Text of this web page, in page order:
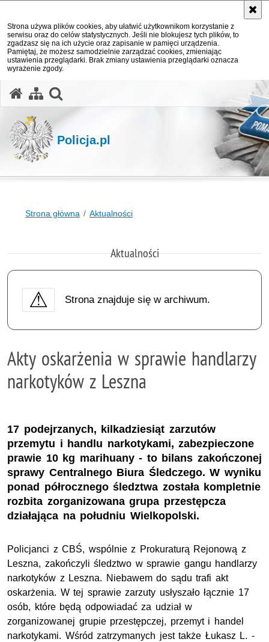
Strona używa plików cookies, aby ułatwić użytkownikom korzystanie z
serwisu oraz do celów statystycznych. Jeśli nie blokujesz tych plików, to
zgadzasz się na ich użycie oraz zapisanie w pamięci urządzenia.
Pamiętaj, że możesz samodzielnie zarządzać cookies, zmieniając
ustawienia przeglądarki. Brak zmiany ustawienia przeglądarki oznacza
wyrażenie zgody.
Policja.pl
Strona główna Aktualności
Aktualności
Strona znajduje się w archiwum.
Akty oskarżenia w sprawie handlarzy
narkotyków z Leszna
17 podejrzanych, kilkadziesiąt zarzutów
przemytu i handlu narkotykami, zabezpieczone
prawie 10 kg marihuany - to bilans zakończonej
sprawy Centralnego Biura Śledczego. W wyniku
ponad półrocznego śledztwa została kompletnie
rozbita zorganizowana grupa przestępcza
działająca na południu Wielkopolski.
Policjanci z CBŚ, wspólnie z Prokuraturą Rejonową z
Leszna, zakończyli śledztwo w sprawie gangu handlarzy
narkotyków z Leszna. Niebawem do sądu trafi akt
oskarżenia. W tej sprawie zarzuty usłyszało łącznie 17
osób, które będą odpowiadać za udział w
zorganizowanej grupie przestępczej, przemyt i handel
narkotykami. Wśród zatrzymanych jest także Łukasz L. -